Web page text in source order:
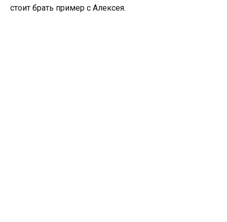
стоит брать пример с Алексея.